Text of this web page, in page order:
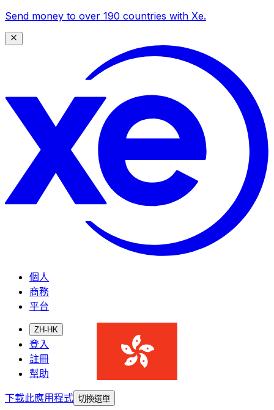
Send money to over 190 countries with Xe.
個人
商務
平台
ZH-HK
登入
註冊
幫助
下載此應用程式 切換選單